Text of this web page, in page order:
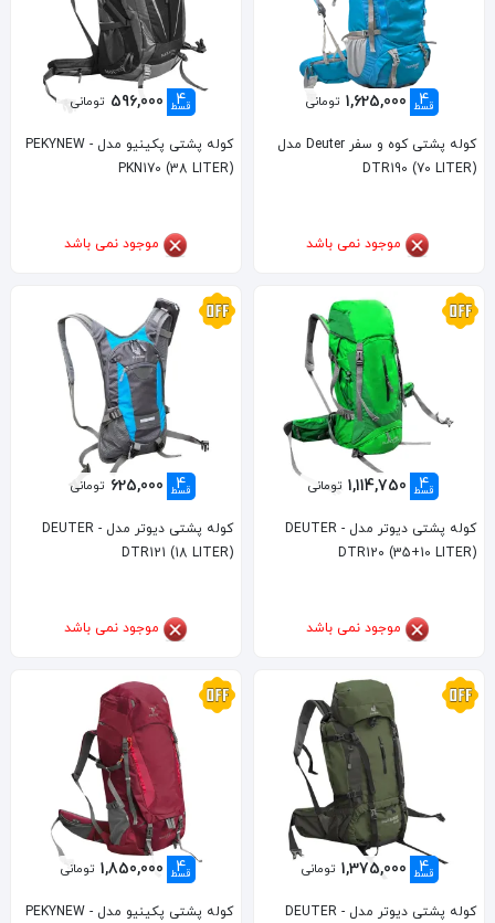
4
قسط 1,625,000 تومانی
کوله پشتی کوه و سفر Deuter مدل
DTR190 (70 LITER)
موجود نمی باشد
4
قسط 596,000 تومانی
کوله پشتی پکینیو مدل PEKYNEW -
PKN170 (38 LITER)
موجود نمی باشد
4
قسط 1,114,750 تومانی
کوله پشتی دیوتر مدل DEUTER -
DTR120 (35+10 LITER)
موجود نمی باشد
4
قسط 625,000 تومانی
کوله پشتی دیوتر مدل DEUTER -
DTR121 (18 LITER)
موجود نمی باشد
4
قسط 1,375,000 تومانی
کوله پشتی دیوتر مدل DEUTER -
4
قسط 1,850,000 تومانی
کوله پشتی پکینیو مدل PEKYNEW -